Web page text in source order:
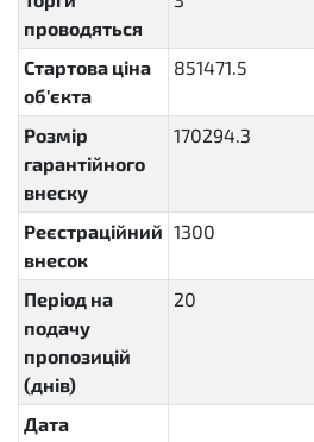
проводяться
Стартова ціна
об'єкта
851471.5
Розмір
гарантійного
внеску
170294.3
Реєстраційний
внесок
1300
Період на
подачу
пропозицій
(днів)
20
Дата